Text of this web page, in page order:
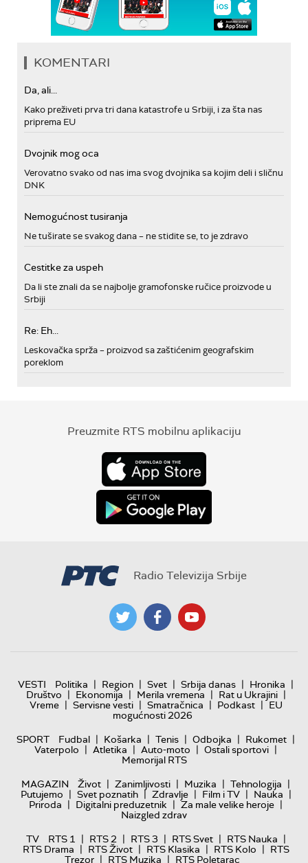
KOMENTARI
Da, ali...
Kako preživeti prva tri dana katastrofe u Srbiji, i za šta nas
priprema EU
Dvojnik mog oca
Verovatno svako od nas ima svog dvojnika sa kojim deli i sličnu
DNK
Nemogućnost tusiranja
Ne tuširate se svakog dana – ne stidite se, to je zdravo
Cestitke za uspeh
Da li ste znali da se najbolje gramofonske ručice proizvode u
Srbiji
Re: Eh...
Leskovačka sprža – proizvod sa zaštićenim geografskim
poreklom
Preuzmite RTS mobilnu aplikaciju
Radio Televizija Srbije
VESTI Politika | Region | Svet | Srbija danas | Hronika |
Društvo | Ekonomija | Merila vremena | Rat u Ukrajini |
Vreme | Servisne vesti | Smatračnica | Podkast | EU
mogućnosti 2026
SPORT
Fudbal | Košarka | Tenis | Odbojka | Rukomet |
Vaterpolo | Atletika | Auto-moto | Ostali sportovi |
Memorijal RTS
MAGAZIN
Život | Zanimljivosti | Muzika | Tehnologija |
Putujemo | Svet poznatih | Zdravlje | Film i TV | Nauka |
Priroda | Digitalni preduzetnik | Za male velike heroje |
Naizgled zdrav
TV
RTS 1 | RTS 2 | RTS 3 | RTS Svet | RTS Nauka |
RTS Drama | RTS Život | RTS Klasika | RTS Kolo | RTS
Trezor | RTS Muzika | RTS Poletarac